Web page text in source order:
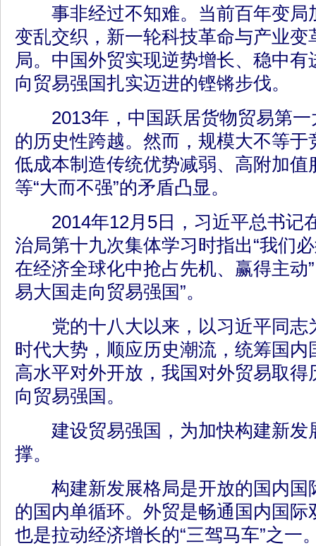
事非经过不知难。当前百年变局
变乱交织，新一轮科技革命与产业变
局。中国外贸实现逆势增长、稳中
向贸易强国扎实迈进的铿锵步伐。
2013年，中国跃居货物贸易第一
的历史性跨越。然而，规模大不等
低成本制造传统优势减弱、高附加值
等“大而不强”的矛盾凸显。
2014年12月5日，习近平总书记
治局第十九次集体学习时指出“我们
在经济全球化中抢占先机、赢得主动
易大国走向贸易强国”。
党的十八大以来，以习近平同志
时代大势，顺应历史潮流，统筹国
高水平对外开放，我国对外贸易取
向贸易强国。
建设贸易强国，为加快构建新发
撑。
构建新发展格局是开放的国内国
的国内单循环。外贸是畅通国内国
也是拉动经济增长的“三驾马车”之一